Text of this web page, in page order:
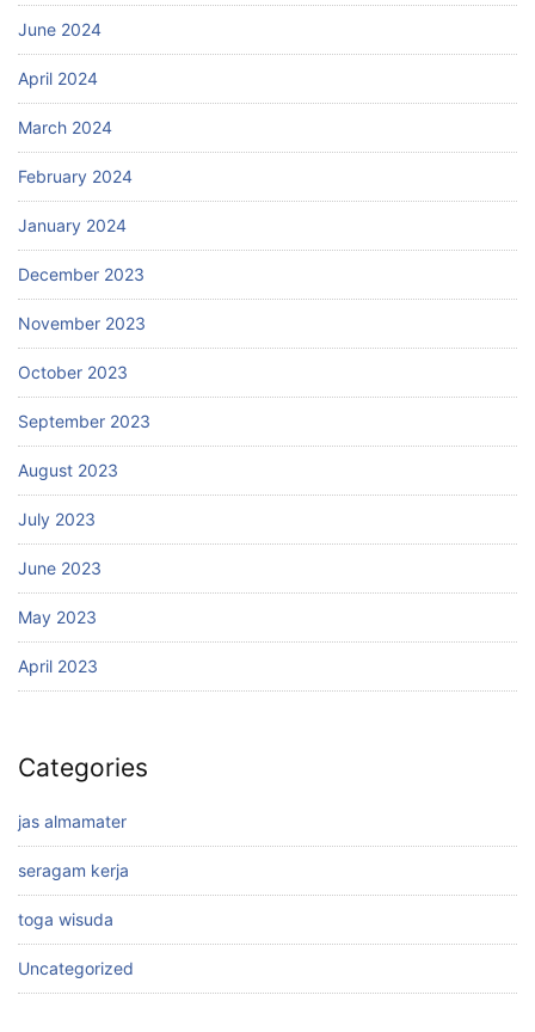
June 2024
April 2024
March 2024
February 2024
January 2024
December 2023
November 2023
October 2023
September 2023
August 2023
July 2023
June 2023
May 2023
April 2023
Categories
jas almamater
seragam kerja
toga wisuda
Uncategorized